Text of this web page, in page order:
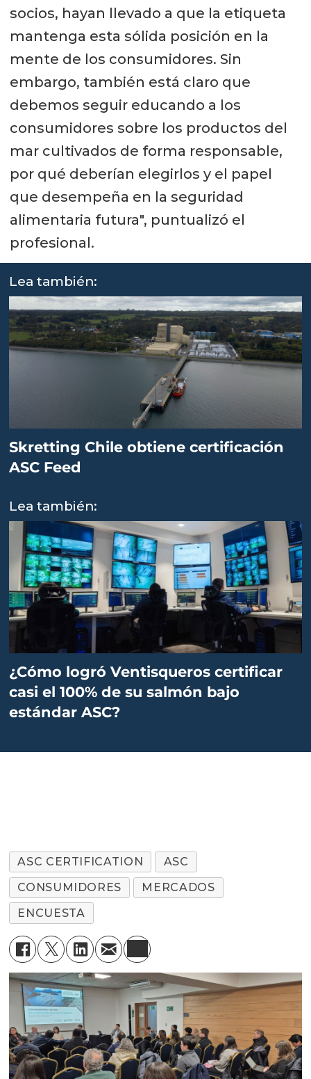
socios, hayan llevado a que la etiqueta
mantenga esta sólida posición en la
mente de los consumidores. Sin
embargo, también está claro que
debemos seguir educando a los
consumidores sobre los productos del
mar cultivados de forma responsable,
por qué deberían elegirlos y el papel
que desempeña en la seguridad
alimentaria futura", puntualizó el
profesional.
Lea también:
Skretting Chile obtiene certificación
ASC Feed
Lea también:
¿Cómo logró Ventisqueros certificar
casi el 100% de su salmón bajo
estándar ASC?
ASC CERTIFICATION
ASC
CONSUMIDORES
MERCADOS
ENCUESTA